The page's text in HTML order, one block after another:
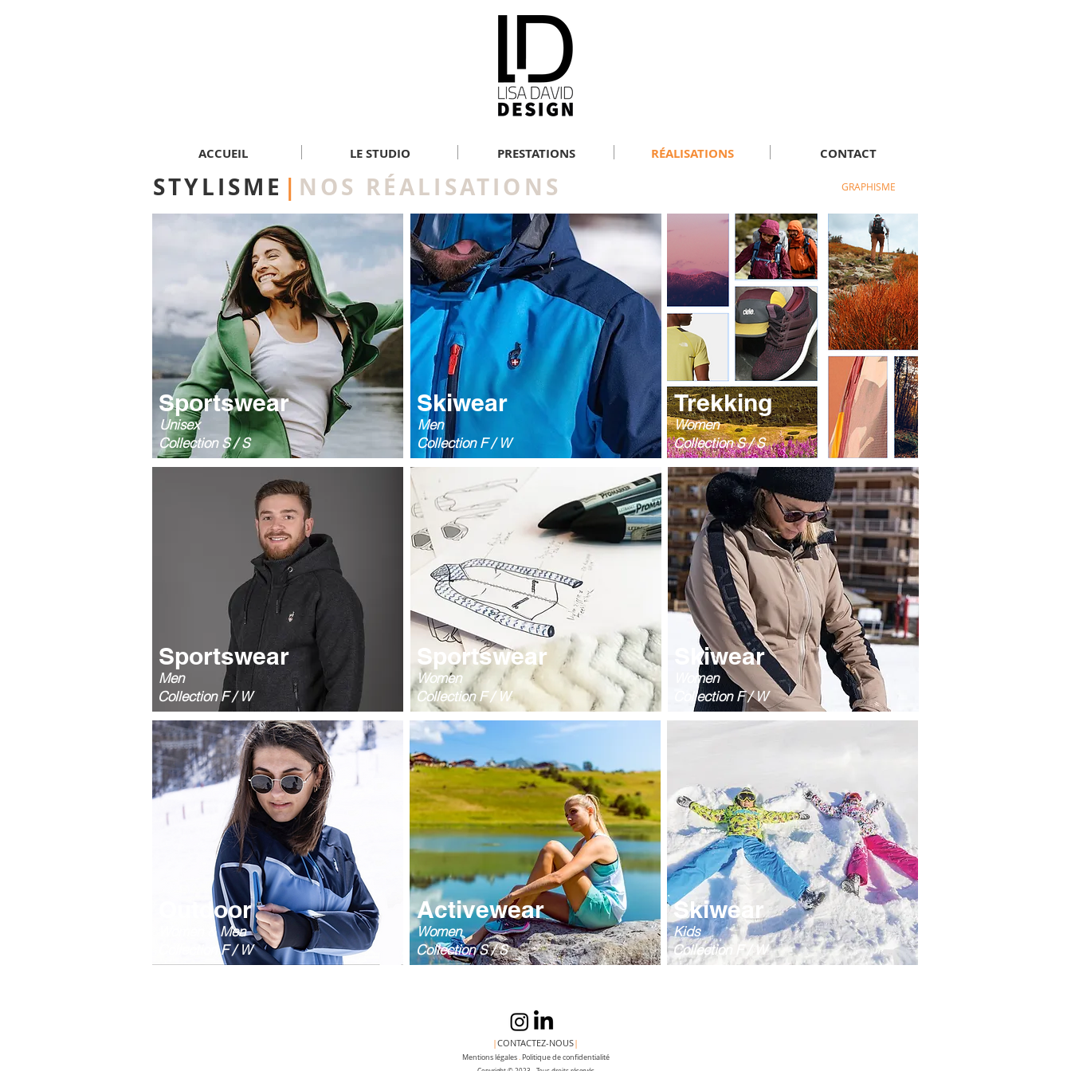
ACCUEIL LE STUDIO PRESTATIONS RÉALISATIONS CONTACT
STYLISME | NOS RÉALISATIO NS GRAPHISME
Sportswear
Unisex
Collection S / S
Skiwear
Men
Collection F / W
Trekking
Women
Collection S / S
Sportswear
Men
Collection F / W
Sportswear
Women
Collection F / W
Skiwear
Women
Collection F / W
Outdoor
Women & Men
Collection F / W
Activewear
Women
Collection S / S
Skiwear
Kids
Collection F / W
Mentions légales . Politique de confidentialité
|CONTACTEZ-NOUS|